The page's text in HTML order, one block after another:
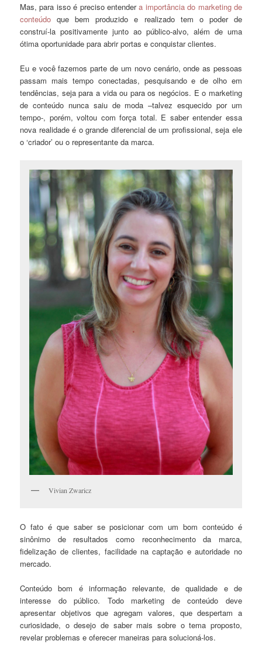
Mas, para isso é preciso entendera importância do marketing de
conteúdo que bem produzido e realizado tem o poder de
construí-la positivamente junto ao público-alvo, além de uma
ótima oportunidade para abrir portas e conquistar clientes.
Eu e você fazemos parte de um novo cenário, onde as pessoas
passam mais tempo conectadas, pesquisando e de olho em
tendências, seja para a vida ou para os negócios. E o marketing
de conteúdo nunca saiu de moda –talvez esquecido por um
tempo-, porém, voltou com força total. E saber entender essa
nova realidade é o grande diferencial de um profissional, seja ele
o ‘criador’ ou o representante da marca.
Vivian Zwaricz
O fato é que saber se posicionar com um bom conteúdo é
sinônimo de resultados como reconhecimento da marca,
fidelização de clientes, facilidade na captação e autoridade no
mercado.
Conteúdo bom é informação relevante, de qualidade e de
interesse do público. Todo marketing de conteúdo deve
apresentar objetivos que agregam valores, que despertam a
curiosidade, o desejo de saber mais sobre o tema proposto,
revelar problemas e oferecer maneiras para solucioná-los.